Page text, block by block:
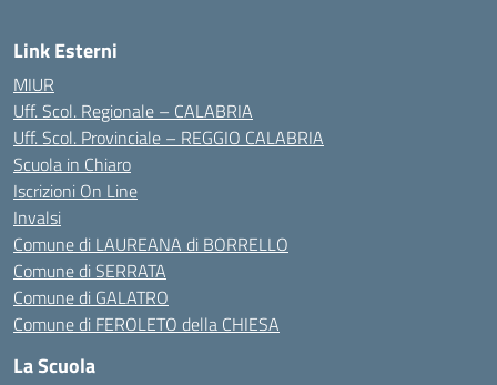
Link Esterni
MIUR
Uff. Scol. Regionale – CALABRIA
Uff. Scol. Provinciale – REGGIO CALABRIA
Scuola in Chiaro
Iscrizioni On Line
Invalsi
Comune di LAUREANA di BORRELLO
Comune di SERRATA
Comune di GALATRO
Comune di FEROLETO della CHIESA
La Scuola